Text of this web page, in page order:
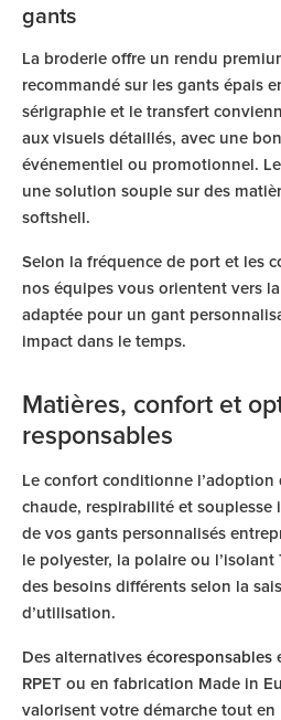
gants
La broderie offre un rendu
recommandé sur les gants épais
sérigraphie et le transfert
aux visuels détaillés, avec une
événementiel ou promotionnel.
une solution souple sur des
softshell.
Selon la fréquence de port et les
nos équipes vous orientent vers
adaptée pour un gant
impact dans le temps.
Matières, confort et
responsables
Le confort conditionne
chaude, respirabilité et souplesse
de vos gants personnalisés
le polyester, la polaire ou
des besoins différents selon la
d’utilisation.
Des alternatives écoresponsables
RPET ou en fabrication Made in
valorisent votre démarche tout